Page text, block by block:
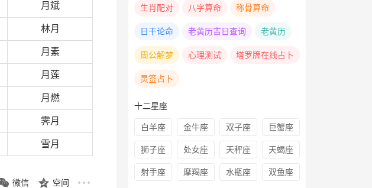
月斌
林月
月素
月莲
月燃
霁月
雪月
微信 空间
生肖配对 八字算命 称骨算命
日干论命 老黄历吉日查询 老黄历
周公解梦 心理测试 塔罗牌在线占卜
灵签占卜
十二星座
白羊座 金牛座 双子座 巨蟹座
狮子座 处女座 天秤座 天蝎座
射手座 摩羯座 水瓶座 双鱼座